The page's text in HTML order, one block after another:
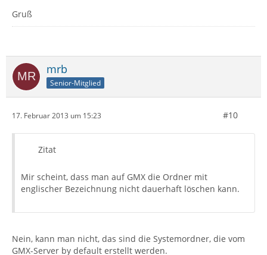
Gruß
mrb
Senior-Mitglied
17. Februar 2013 um 15:23 #10
Zitat
Mir scheint, dass man auf GMX die Ordner mit
englischer Bezeichnung nicht dauerhaft löschen kann.
Nein, kann man nicht, das sind die Systemordner, die vom
GMX-Server by default erstellt werden.